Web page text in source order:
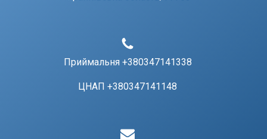
Приймальня +380347141338
ЦНАП +380347141148